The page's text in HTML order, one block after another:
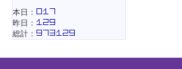
本日：
昨日：
総計：